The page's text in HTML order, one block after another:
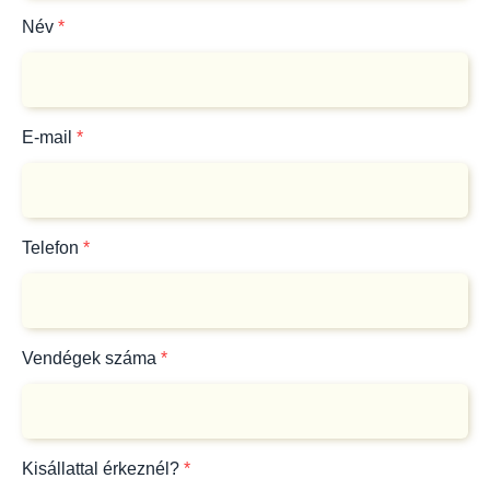
Név *
E-mail *
Telefon *
Vendégek száma *
Kisállattal érkeznél? *